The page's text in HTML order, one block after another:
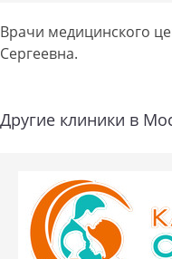
Врачи медицинского
Сергеевна.
Другие клиники в